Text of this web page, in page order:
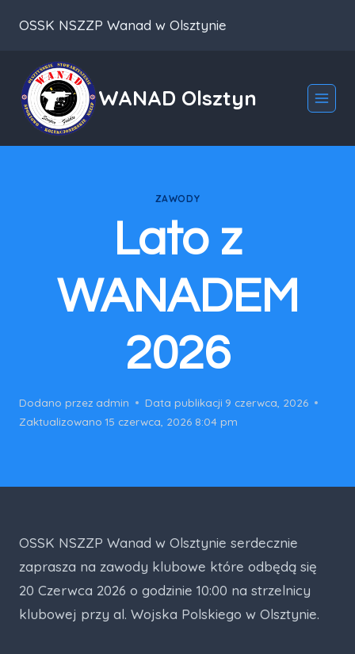
OSSK NSZZP Wanad w Olsztynie
WANAD Olsztyn
ZAWODY
Lato z
WANADEM
2026
Dodano przez admin Data publikacji 9 czerwca, 2026
Zaktualizowano 15 czerwca, 2026 8:04 pm
OSSK NSZZP Wanad w Olsztynie serdecznie
zaprasza na zawody klubowe które odbędą się
20 Czerwca 2026 o godzinie 10:00 na strzelnicy
klubowej przy al. Wojska Polskiego w Olsztynie.